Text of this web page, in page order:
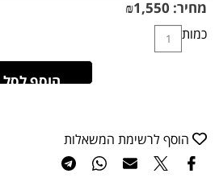
מחיר: ₪1,550
כמות
הוסף לסל
הוסף לרשימת המשאלות